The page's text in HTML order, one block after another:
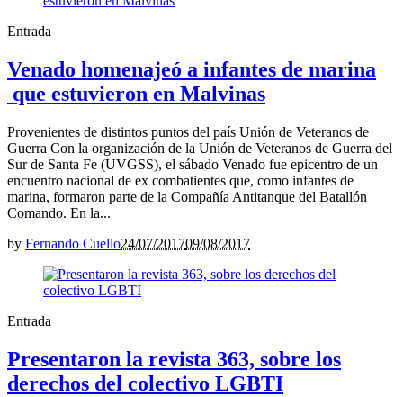
Entrada
Venado homenajeó a infantes de marina
que estuvieron en Malvinas
Provenientes de distintos puntos del país Unión de Veteranos de
Guerra Con la organización de la Unión de Veteranos de Guerra del
Sur de Santa Fe (UVGSS), el sábado Venado fue epicentro de un
encuentro nacional de ex combatientes que, como infantes de
marina, formaron parte de la Compañía Antitanque del Batallón
Comando. En la...
by Fernando Cuello24/07/201709/08/2017
Entrada
Presentaron la revista 363, sobre los
derechos del colectivo LGBTI